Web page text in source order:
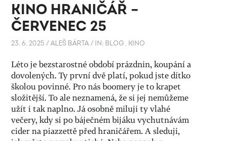
KINO HRANIČÁŘ –
ČERVENEC 25
23. 6. 2025 /ALEŠ BÁRTA / IN: BLOG . KINO
Léto je bezstarostné období prázdnin, koupání a
dovolených. Ty první dvě platí, pokud jste dítko
školou povinné. Pro nás boomery je to krapet
složitější. To ale neznamená, že si jej nemůžeme
užít i tak naplno. Já osobně miluji ty vlahé
večery, kdy si po báječném bijáku vychutnávám
cider na piazzettě před hraničářem. A sleduji,